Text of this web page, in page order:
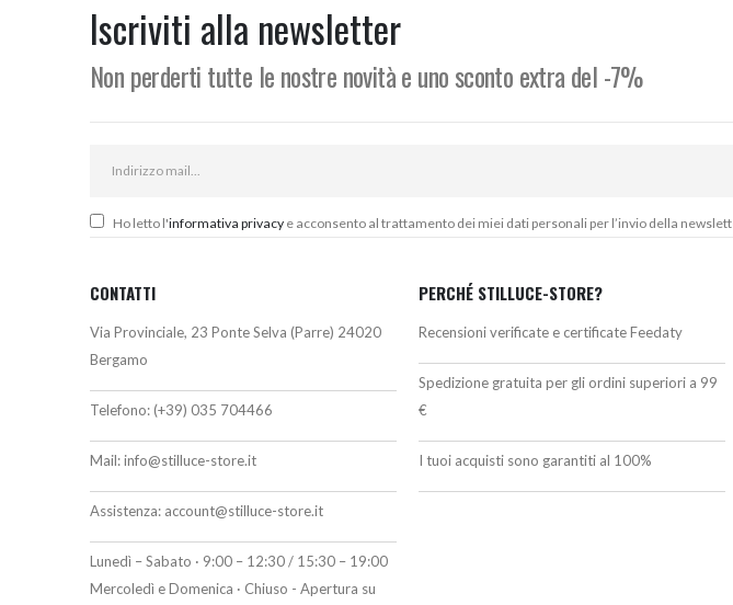
Iscriviti alla newsletter
Non perderti tutte le nostre novità e uno sconto extra del -7%
Ho letto l'informativa privacy e acconsento al trattamento dei miei dati personali per l’invio della
CONTATTI
Via Provinciale, 23 Ponte Selva (Parre) 24020
Bergamo
Telefono: (+39) 035 704466
Mail:info@stilluce-store.it
Assistenza: account@stilluce-store.it
Lunedì – Sabato · 9:00 – 12:30 / 15:30 – 19:00
Mercoledì e Domenica · Chiuso - Apertura su
PERCHÉ STILLUCE-STORE?
Recensioni verificate e certificate Feedaty
Spedizione gratuita per gli ordini superiori a 99
€
I tuoi acquisti sono garantiti al 100%